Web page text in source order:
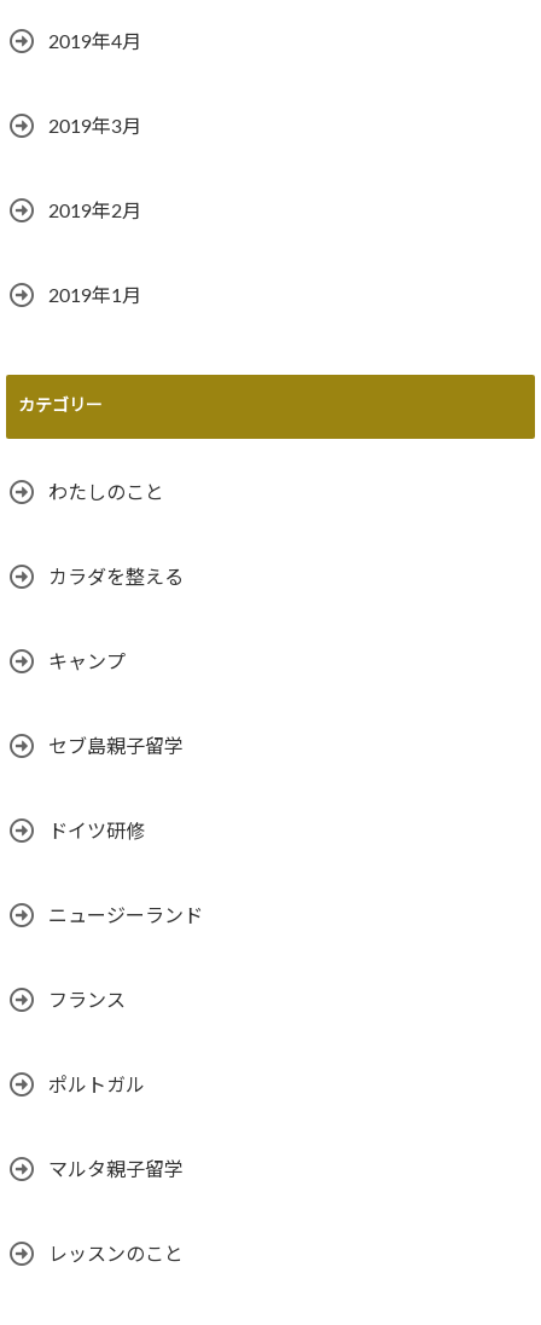
2019年4月
2019年3月
2019年2月
2019年1月
カテゴリー
わたしのこと
カラダを整える
キャンプ
セブ島親子留学
ドイツ研修
ニュージーランド
フランス
ポルトガル
マルタ親子留学
レッスンのこと